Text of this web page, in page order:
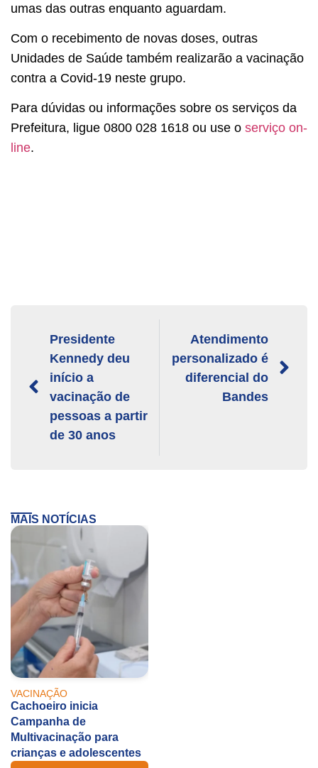
umas das outras enquanto aguardam.
Com o recebimento de novas doses, outras
Unidades de Saúde também realizarão a vacinação
contra a Covid-19 neste grupo.
Para dúvidas ou informações sobre os serviços da
Prefeitura, ligue 0800 028 1618 ou use o serviço on-
line.
Presidente
Kennedy deu
início a
vacinação de
pessoas a partir
de 30 anos
Atendimento
personalizado é
diferencial do
Bandes
MAIS NOTÍCIAS
VACINAÇÃO
Cachoeiro inicia
Campanha de
Multivacinação para
crianças e adolescentes